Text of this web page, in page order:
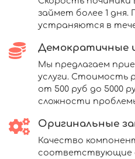
займет более 1
устраняются в
Демократичные
Мы предлагаем
услуги. Стоимость
от 500 руб до 5000
сложности
Оригинальные
Качество
соответствующие